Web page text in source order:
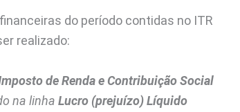
do período contidas no ITR
realizado:
de Renda e Contribuição Social
na linha Lucro (prejuízo) Líquido